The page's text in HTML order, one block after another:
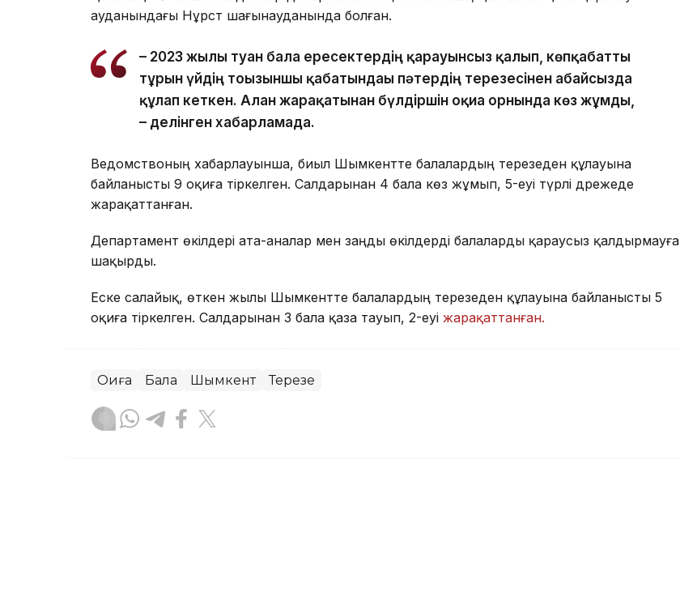
ауданындағы Нұрсәт шағынауданында болған.
– 2023 жылы туған бала ересектердің қарауынсыз қалып, көпқабатты
тұрғын үйдің тоғызыншы қабатындағы пәтердің терезесінен абайсызда
құлап кеткен. Алған жарақатынан бүлдіршін оқиға орнында көз жұмды,
– делінген хабарламада.
Ведомствоның хабарлауынша, биыл Шымкентте балалардың терезеден құлауына
байланысты 9 оқиға тіркелген. Салдарынан 4 бала көз жұмып, 5-еуі түрлі дәрежеде
жарақаттанған.
Департамент өкілдері ата-аналар мен заңды өкілдерді балаларды қараусыз қалдырмауға
шақырды.
Еске салайық, өткен жылы Шымкентте балалардың терезеден құлауына байланысты 5
оқиға тіркелген. Салдарынан 3 бала қаза тауып, 2-еуі жарақаттанған.
Оқиға Бала Шымкент Терезе